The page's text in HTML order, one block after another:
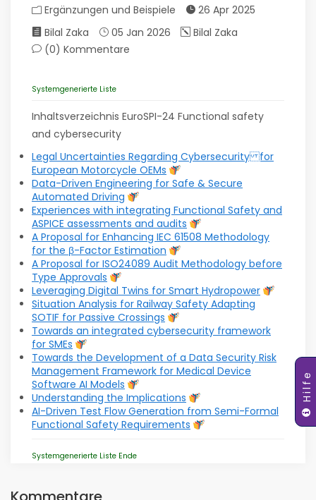
Hilfe
Ergänzungen und Beispiele
26 Apr 2025
Bilal Zaka
05 Jan 2026
Bilal Zaka
(0) Kommentare
Systemgenerierte Liste
Inhaltsverzeichnis EuroSPI-24 Functional safety
and cybersecurity
Legal Uncertainties Regarding Cybersecurity for
European Motorcycle OEMs
Data-Driven Engineering for Safe & Secure
Automated Driving
Experiences with integrating Functional Safety and
ASPICE assessments and audits
A Proposal for Enhancing IEC 61508 Methodology
for the β-Factor Estimation
A Proposal for ISO24089 Audit Methodology before
Type Approvals
Leveraging Digital Twins for Smart Hydropower
Situation Analysis for Railway Safety Adapting
SOTIF for Passive Crossings
Towards an integrated cybersecurity framework
for SMEs
Towards the Development of a Data Security Risk
Management Framework for Medical Device
Software AI Models
Understanding the Implications
AI-Driven Test Flow Generation from Semi-Formal
Functional Safety Requirements
Systemgenerierte Liste Ende